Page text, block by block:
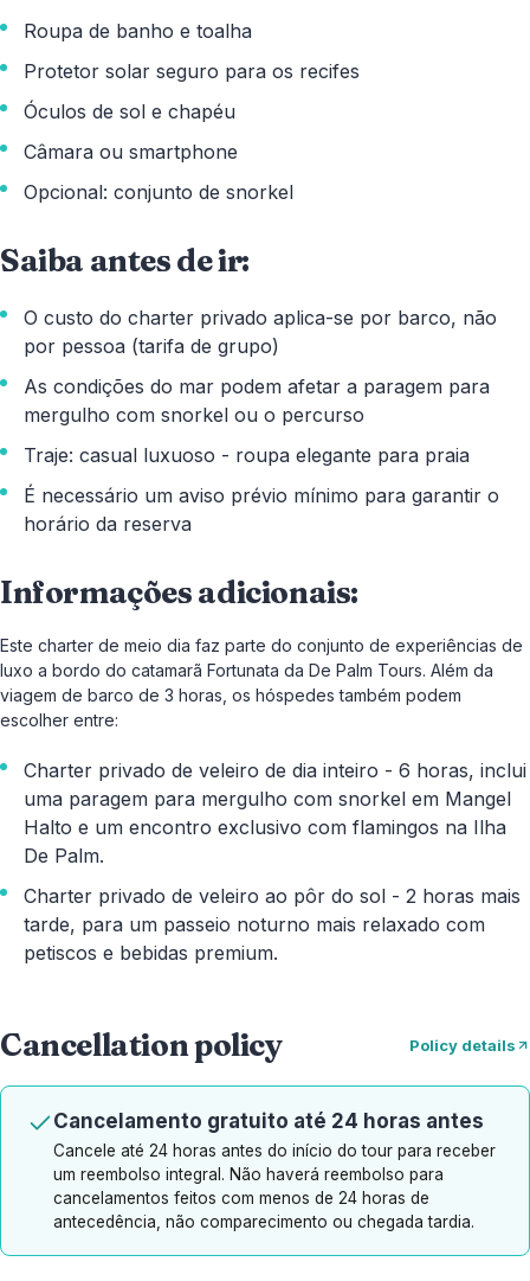
Roupa de banho e toalha
Protetor solar seguro para os recifes
Óculos de sol e chapéu
Câmara ou smartphone
Opcional: conjunto de snorkel
Saiba antes de ir:
O custo do charter privado aplica-se por barco, não
por pessoa (tarifa de grupo)
As condições do mar podem afetar a paragem para
mergulho com snorkel ou o percurso
Traje: casual luxuoso - roupa elegante para praia
É necessário um aviso prévio mínimo para garantir o
horário da reserva
Informações adicionais:
Este charter de meio dia faz parte do conjunto de experiências de
luxo a bordo do catamarã Fortunata da De Palm Tours. Além da
viagem de barco de 3 horas, os hóspedes também podem
escolher entre:
Charter privado de veleiro de dia inteiro - 6 horas, inclui
uma paragem para mergulho com snorkel em Mangel
Halto e um encontro exclusivo com flamingos na Ilha
De Palm.
Charter privado de veleiro ao pôr do sol - 2 horas mais
tarde, para um passeio noturno mais relaxado com
petiscos e bebidas premium.
Cancellation policy Policy details
Cancelamento gratuito até 24 horas antes
Cancele até 24 horas antes do início do tour para receber
um reembolso integral. Não haverá reembolso para
cancelamentos feitos com menos de 24 horas de
antecedência, não comparecimento ou chegada tardia.